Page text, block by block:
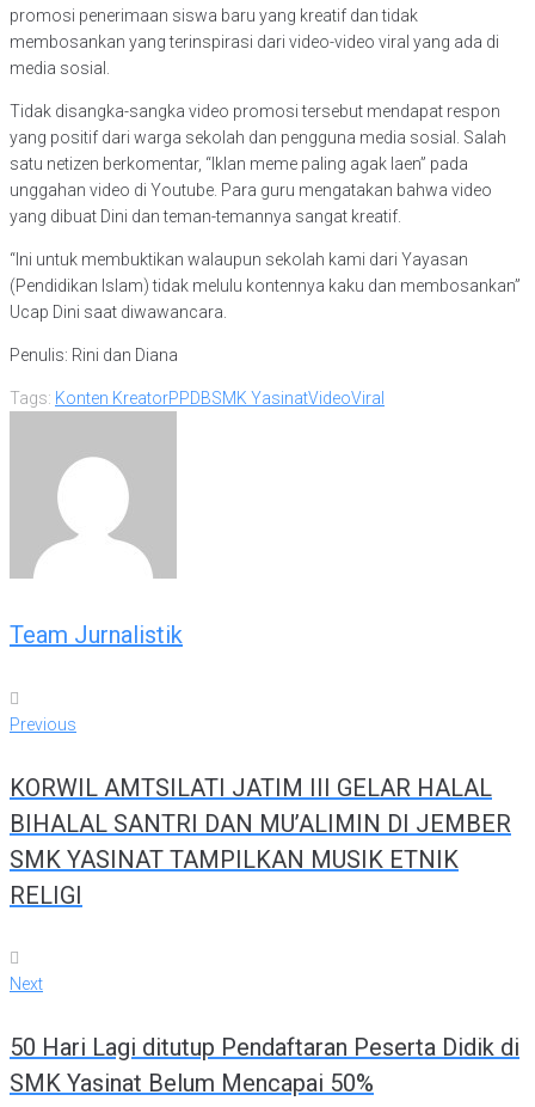
promosi penerimaan siswa baru yang kreatif dan tidak
membosankan yang terinspirasi dari video-video viral yang ada di
media sosial.
Tidak disangka-sangka video promosi tersebut mendapat respon
yang positif dari warga sekolah dan pengguna media sosial. Salah
satu netizen berkomentar, “Iklan meme paling agak laen” pada
unggahan video di Youtube. Para guru mengatakan bahwa video
yang dibuat Dini dan teman-temannya sangat kreatif.
“Ini untuk membuktikan walaupun sekolah kami dari Yayasan
(Pendidikan Islam) tidak melulu kontennya kaku dan membosankan”
Ucap Dini saat diwawancara.
Penulis: Rini dan Diana
Tags: Konten KreatorPPDBSMK YasinatVideoViral
Team Jurnalistik
Navigasi
pos
Previous
Previous
KORWIL AMTSILATI JATIM III GELAR HALAL
BIHALAL SANTRI DAN MU’ALIMIN DI JEMBER
SMK YASINAT TAMPILKAN MUSIK ETNIK
RELIGI
Next
Next
50 Hari Lagi ditutup Pendaftaran Peserta Didik di
SMK Yasinat Belum Mencapai 50%